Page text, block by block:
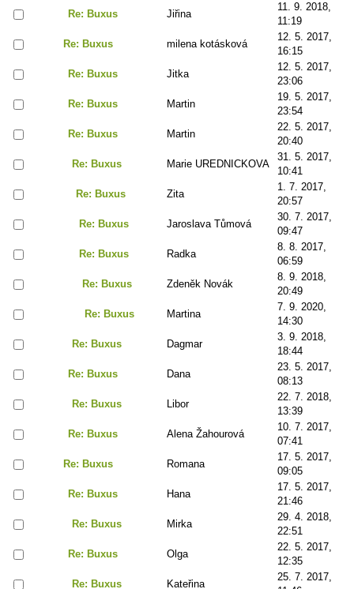
Re: Buxus
Jiřina
11. 9. 2018,
11:19
Re: Buxus
milena kotásková
12. 5. 2017,
16:15
Re: Buxus
Jitka
12. 5. 2017,
23:06
Re: Buxus
Martin
19. 5. 2017,
23:54
Re: Buxus
Martin
22. 5. 2017,
20:40
Re: Buxus
Marie UREDNICKOVA
31. 5. 2017,
10:41
Re: Buxus
Zita
1. 7. 2017,
20:57
Re: Buxus
Jaroslava Tůmová
30. 7. 2017,
09:47
Re: Buxus
Radka
8. 8. 2017,
06:59
Re: Buxus
Zdeněk Novák
8. 9. 2018,
20:49
Re: Buxus
Martina
7. 9. 2020,
14:30
Re: Buxus
Dagmar
3. 9. 2018,
18:44
Re: Buxus
Dana
23. 5. 2017,
08:13
Re: Buxus
Libor
22. 7. 2018,
13:39
Re: Buxus
Alena Žahourová
10. 7. 2017,
07:41
Re: Buxus
Romana
17. 5. 2017,
09:05
Re: Buxus
Hana
17. 5. 2017,
21:46
Re: Buxus
Mirka
29. 4. 2018,
22:51
Re: Buxus
Olga
22. 5. 2017,
12:35
Re: Buxus
Kateřina
25. 7. 2017,